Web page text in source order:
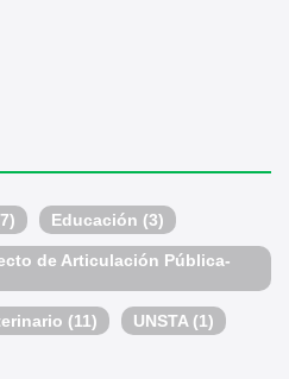
Educación (3)
de Articulación Pública-
(11) UNSTA (1)